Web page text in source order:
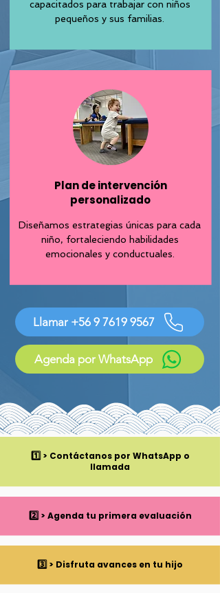
capacitados para trabajar con niños
pequeños y sus familias.
Plan de intervención
personalizado
Diseñamos estrategias únicas para cada
niño, fortaleciendo habilidades
emocionales y conductuales.
Llamar +56 9 7619 9567
Agenda por WhatsApp
1️⃣ > Contáctanos por WhatsApp o
llamada
2️⃣ > Agenda tu primera evaluación
3️⃣ > Disfruta avances en tu hijo